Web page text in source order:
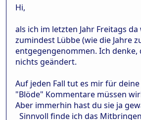
Hi,
als ich im letzten Jahr Freitags da
zumindest Lübbe (wie die Jahre
entgegengenommen. Ich denke,
nichts geändert.
Auf jeden Fall tut es mir für
"Blöde" Kommentare müssen
Aber immerhin hast du sie ja
Sinnvoll finde ich das